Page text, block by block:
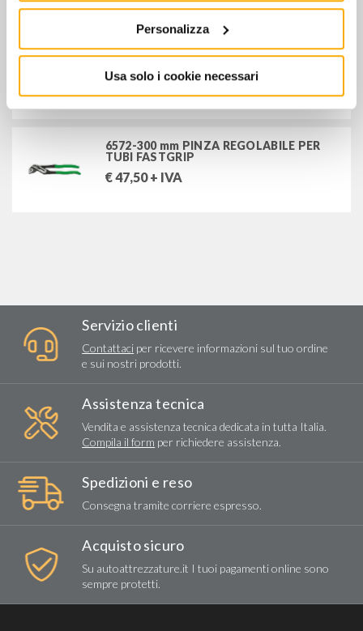
Personalizza
Usa solo i cookie necessari
6572-240 mm - PINZA REGOLABILE PER
€34,00+ IVA
6572-300 mm PINZA REGOLABILE PER
TUBI FASTGRIP
€47,50+ IVA
Servizio clienti
Contattaci per ricevere informazioni sul tuo ordine
e sui nostri prodotti.
Assistenza tecnica
Vendita e assistenza tecnica dedicata in tutta Italia.
Compila il form per richiedere assistenza.
Spedizioni e reso
Consegna tramite corriere espresso.
Acquisto sicuro
Su autoattrezzature.it I tuoi pagamenti online sono
sempre protetti.